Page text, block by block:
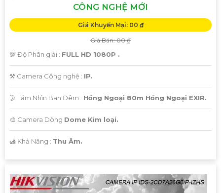
CÔNG NGHỆ MỚI
Giá Khuyến Mại: 00 ₫
Giá Bán: 00 ₫
💯 Độ Phân giải : FULL HD 1080P .
⚒ Camera Công nghệ : IP.
🌛 Tầm Nhìn Ban Đêm : Hồng Ngoại 80m Hồng Ngoại EXIR.
🎨 Camera Dòng Dome Kim loại.
️🛃 Khả Năng : Thu Âm.